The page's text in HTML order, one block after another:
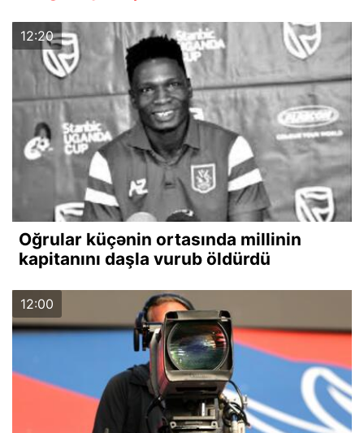
12:20
Oğrular küçənin ortasında millinin
kapitanını daşla vurub öldürdü
12:00